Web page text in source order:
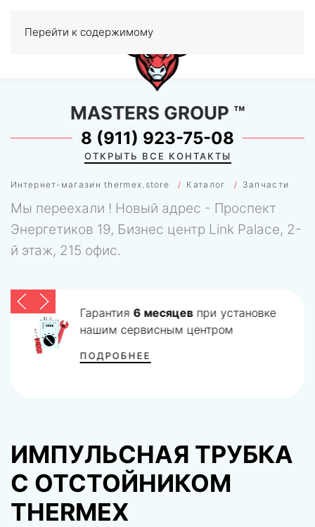
Перейти к содержимому
0
Интернет-магазин thermex.store Каталог Запчасти
MASTERS GROUP ™
8 (911) 923-75-08
ОТКРЫТЬ ВСЕ КОНТАКТЫ
Мы переехали ! Новый адрес - Проспект
Энергетиков 19, Бизнес центр Link Palace, 2-
й этаж, 215 офис.
Гарантия 6 месяцевпри установке
нашим сервисным центром
ПОДРОБНЕЕ
ИМПУЛЬСНАЯ ТРУБКА
С ОТСТОЙНИКОМ
THERMEX